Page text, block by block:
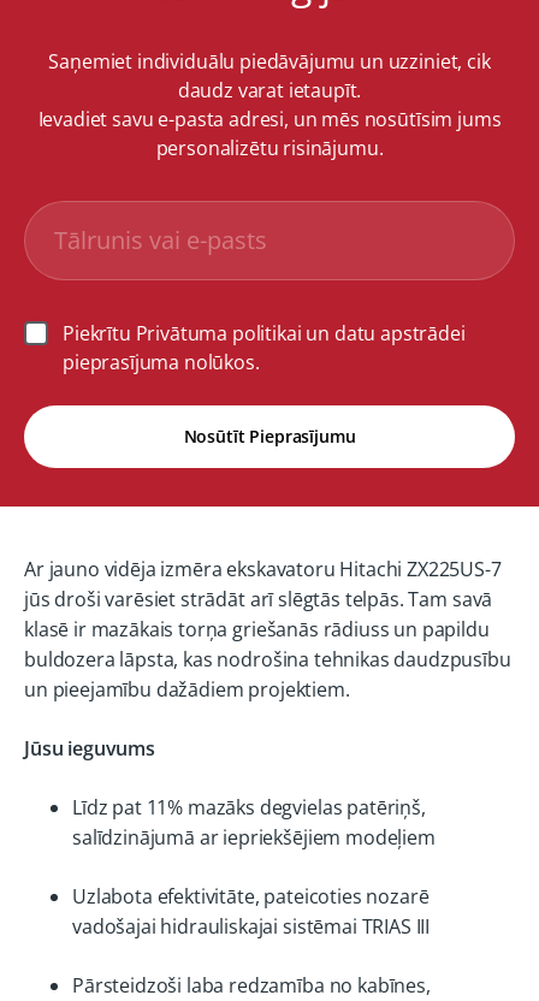
Saņemiet individuālu piedāvājumu un uzziniet, cik
daudz varat ietaupīt.
Ievadiet savu e-pasta adresi, un mēs nosūtīsim jums
personalizētu risinājumu.
Piekrītu Privātuma politikai un datu apstrādei
pieprasījuma nolūkos.
Nosūtīt Pieprasījumu
Ar jauno vidēja izmēra ekskavatoru Hitachi ZX225US-7
jūs droši varēsiet strādāt arī slēgtās telpās. Tam savā
klasē ir mazākais torņa griešanās rādiuss un papildu
buldozera lāpsta, kas nodrošina tehnikas daudzpusību
un pieejamību dažādiem projektiem.
Jūsu ieguvums
Līdz pat 11% mazāks degvielas patēriņš,
salīdzinājumā ar iepriekšējiem modeļiem
Uzlabota efektivitāte, pateicoties nozarē
vadošajai hidrauliskajai sistēmai TRIAS III
Pārsteidzoši laba redzamība no kabīnes,